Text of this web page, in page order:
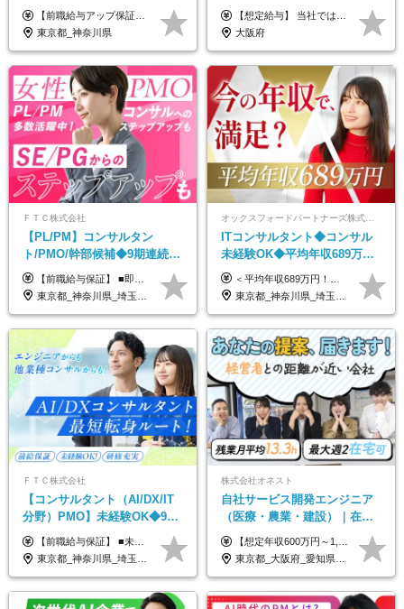
ー経験不問/30、40代活躍中/
リモート9割
【前職給与アップ保証あり！ゆくゆくは年収800万以上も可能】 月給45万円～＋インセンティブ ※経験や適性を考慮の上、相談し決定します ※上記には固定残業代（20時間分/4万円～）が含まれます ※20時間を超過した場合は別途全額支給します ※試用期間（3ヶ月間）あり。給与・待遇に差異はございません それはより高度な案件にアサイン＆ 還元率が平均より高めのため、 これまでの給与から大幅にアップする人もいます。
東京都_神奈川県
ル・PMに挑戦出来る！成長中
の次世代IT企業
【想定給与】 当社では、すべてのプロジェクトで受注単価を完全開示。 給与はその単価に連動し、還元率は80％以上を保証しています。 経験・スキル・貢献度に応じて報酬を正当に評価し、前職年収の保証も行っています。 ■正社員 月給35万円以上＋賞与年2回（みなし残業20h分含む） ◇試用期間は3ヶ月（期間中の待遇に変更なし） ◇みなし残業は案件先によって異なります。詳細は面談にてご説明致します。 ※経験・スキルを考慮し優遇 年収例： ・29歳女性／年収700万円（開発→上流転向） ・38歳男性／年収1,100万円（PMO・マネジメント） ・47歳男性／年収1,300万円（ITコンサル・高裁量案件）
大阪府
ＦＴＣ株式会社
【PL/PM】コンサルタン
ト/PMO/幹部候補◆9期連続大
幅増益！10期目の成長＋安定
性【前給保証】
【前職給与保証】 ■即戦力（経験目安5年以上）： 月給45万円～80万円 ■経験者（経験目安3年以上）： 月給40万円～60万円 ■ローキャリア（経験目安1年程度）： 月給35万円～40万円 ■未経験者： 月給30万円～35万円 ※上記金額には固定残業代30時間分 【未経験者5万5000円～7万3000円、 ローキャリア6万4000円～7万3000円、 経験者5万8000円～10万9000円、 即戦力8万2000円～14万5000円】を含みます。 ※30時間を超える場合は追加で全額支給します。 ※経験・能力・前職給与などを総合的に評価したうえでご納得いただけるよう個別決定。 未経験者の場合、前職給与とポテンシャルを査定のうえ決定いたします。 ※日本国内でのIT業界経験、または同等の実務経験と能力に応じて決定します。 ※前職給与は日本円かつ、日本国内での実績に基づき評価します。 【納得の評価システム】 ★クォーター毎に査定する評価制度導入！ 明確な評価基準で翌年度年収を上げましょう！ ★評価対象期間に在籍中のほとんどの社員が昇給し 年収アップを実現しています！ ★様々なインセンティブ制度を用意し多角的に正当評価しています！ ※試用期間6カ月（期間中の待遇等に差異なし）
東京都_神奈川県_埼玉県_千葉県
ITコンサルタント◆コンサル
未経験OK◆平均年収689万円
◆業界屈指の営業力でサポー
ト◆フルリモート可
＜平均年収689万円！！＞ ☆前給保証以上☆案件待機期間も給与保証あり☆ 月給40万円～150万円（固定残業代含む） ※経験や能力を考慮し決定します ※試用期間6ヶ月あり。条件や待遇に差異はありません ※上記には固定残業代（30時間分／7万6000円～）が含まれています。 ※超過分は時間外手当を別途支給。 【実際の給与例】 野原さん（35歳）※前職年収480万円 （Java／C#エンジニア ⇒ 業務系システム開発 ⇒ 要件定義・業務分析 ⇒ ITコンサル案件へ参画） ▼620万円（入社初年度） ・Web系業務システム開発（Java、C#） ・ 顧客折衝や開発チームとの調整 ・ 既存システムの改修・機能追加案件に従事 ▼780万円（入社2年目） ・ 金融機関向け業務系システムの要件定義・設計補助 ・ 開発チームと連携した業務分析・課題整理 ・小規模PMO支援案件への参画 ▼1,090万円（入社3年目） ・ 大手企業向けIT戦略・業務改革プロジェクトに参画 ・コンサルタントとして要件定義・業務改善提案・ベンダー調整を担当 ・ PMO／部分的PM業務も兼務し、上流工程での裁量を拡大
東京都_神奈川県_埼玉県_千葉県_大阪府_愛知県_北海道_青森県_岩手県_宮城県_秋田県_山形県_福島県_茨城県_栃木県_群馬県_新潟県_山梨県_長野県_富山県_石川県_福井県_静岡県_岐阜県_三重県_兵庫県_京都府_滋賀県_奈良県_和歌山県_広島県_岡山県_鳥取県_島根県_山口県_徳島県_香川県_愛媛県_高知県_福岡県_熊本県_佐賀県_長崎県_大分県_宮崎県_鹿児島県_沖縄県
ＦＴＣ株式会社
【コンサルタント（AI/DX/IT
分野）PMO】未経験OK◆9期
連続大幅増益！AI企業へ進化
中◆ポジション多数
【前職給与保証】 ■未経験者： 月給30万円～35万円 ■ローキャリア（経験目安1年程度）： 月給35万円～40万円 ■経験者（経験目安3年以上）： 月給40万円～60万円 ■即戦力（経験目安5年以上）： 月給45万円～80万円 ※上記金額には固定残業代30時間分 【未経験者5万5000円～7万3000円、 ローキャリア6万4000円～7万3000円、 経験者5万8000円～10万9000円、 即戦力8万2000円～14万5000円】を含みます。 ※30時間を超える場合は追加で全額支給します。 ※経験・能力・前職給与などを総合的に評価したうえでご納得いただけるよう個別決定。 未経験者の場合、前職給与とポテンシャルを査定のうえ決定いたします。 ※日本国内でのIT業界経験、または同等の実務経験と能力に応じて決定します。 ※前職給与は日本円かつ、日本国内での実績に基づき評価します。 【納得の評価システム】 ★クォーター毎に査定する評価制度導入！ 明確な評価基準で翌年度年収を上げましょう！ ★評価対象期間に在籍中のほとんどの社員が昇給し 年収アップを実現しています！ ★様々なインセンティブ制度を用意し多角的に正当評価しています！ ※試用期間6カ月（期間中の待遇等に差異なし）
東京都_神奈川県_埼玉県_千葉県
株式会社オネスト
自社サービス開発エンジニア
（医療・農業・建設）｜在宅
あり｜残業月平均13.3h｜年収
1000万可｜賞与年2回
【想定年収600万円～1,300万円】 ★賞与年2回＋勤務地手当＋残業手当（年平均残業時間にて算出）を含む ※基本給＋勤務地手当＋役職手当 ※勤務地手当：結婚の有無に関係なく、物価などの違いを考慮して全社員に支給されます 月給40万円～89万円 ＜各種手当＞ ■勤務地手当（東京2万円／月、大阪1万円／月、名古屋5000円／月） ■通勤手当（月額5万円まで） ■扶養手当（6,000円／扶養親族一人） ■役職手当（8,000円～15万円） ※残業代は1分単位で全額支給します ※経験やスキルを考慮し、当社規定により給与を決定します ※執行役員は年俸制となる場合があります
東京都_大阪府_愛知県_福岡県